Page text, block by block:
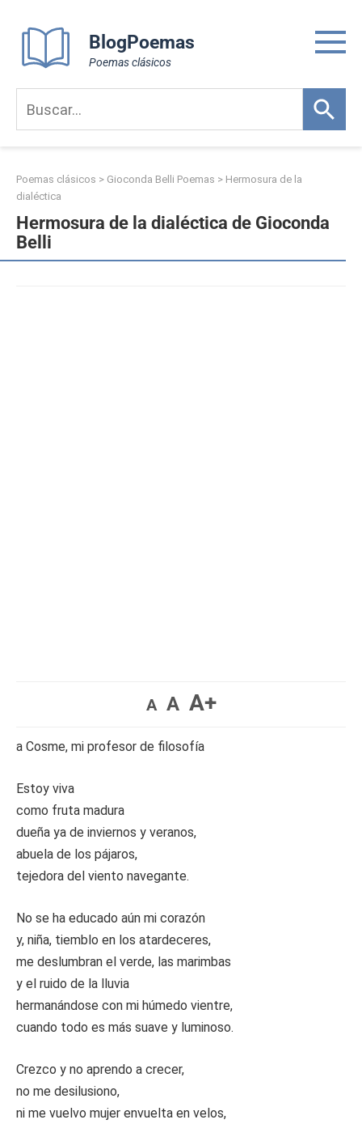
content
BlogPoemas
Poemas clásicos
Poemas clásicos > Gioconda Belli Poemas > Hermosura de la
dialéctica
Hermosura de la dialéctica de Gioconda
Belli
A A A+
a Cosme, mi profesor de filosofía
Estoy viva
como fruta madura
dueña ya de inviernos y veranos,
abuela de los pájaros,
tejedora del viento navegante.
No se ha educado aún mi corazón
y, niña, tiemblo en los atardeceres,
me deslumbran el verde, las marimbas
y el ruido de la lluvia
hermanándose con mi húmedo vientre,
cuando todo es más suave y luminoso.
Crezco y no aprendo a crecer,
no me desilusiono,
ni me vuelvo mujer envuelta en velos,